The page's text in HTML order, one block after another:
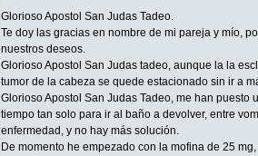
Glorioso Apostol San Judas Tadeo.
Te doy las gracias en nombre de mi pareja y mío,
nuestros deseos.
Glorioso Apostol San Judas tadeo, aunque la la
tumor de la cabeza se quede estacionado sin ir a
Glorioso Apostol San Judas Tadeo, me han
tiempo tan solo para ir al baño a devolver, entre
enfermedad, y no hay más solución.
De momento he empezado con la mofina de 25